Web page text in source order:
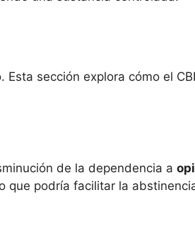
sección explora cómo el
de la dependencia a
que podría facilitar la